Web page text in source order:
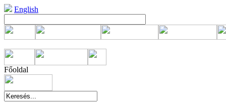
English
Főoldal